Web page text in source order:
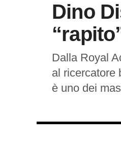
Dino
Dalla Royal
al ricercatore
è uno dei